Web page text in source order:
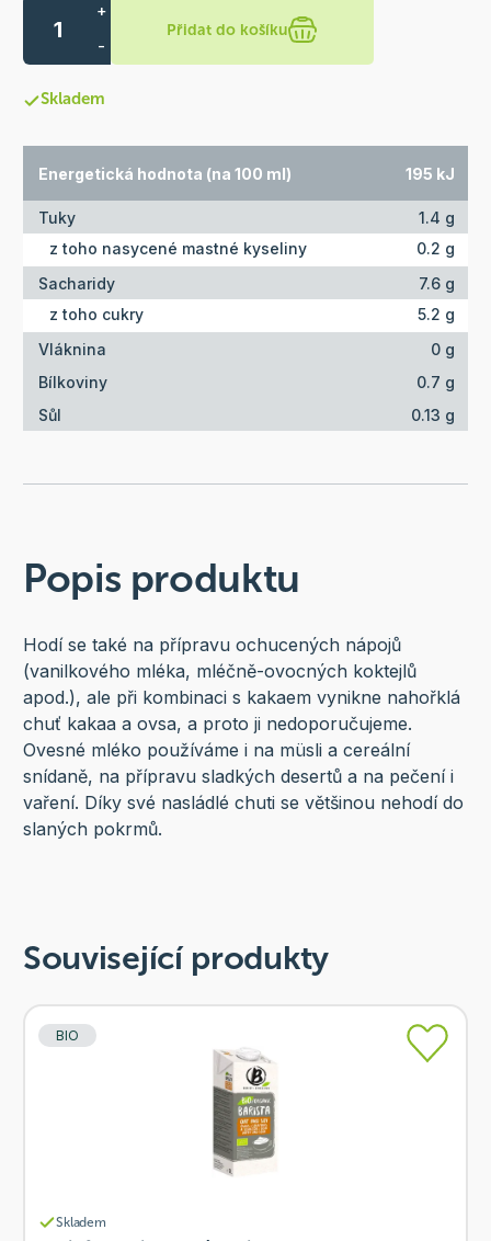
+
-
Přidat do košíku
Skladem
Energetická hodnota (na 100 ml) 195 kJ
Tuky
1.4 g
z toho nasycené mastné kyseliny
0.2 g
Sacharidy
7.6 g
z toho cukry
5.2 g
Vláknina
0 g
Bílkoviny
0.7 g
Sůl
0.13 g
Popis produktu
Hodí se také na přípravu ochucených nápojů
(vanilkového mléka, mléčně-ovocných koktejlů
apod.), ale při kombinaci s kakaem vynikne nahořklá
chuť kakaa a ovsa, a proto ji nedoporučujeme.
Ovesné mléko používáme i na müsli a cereální
snídaně, na přípravu sladkých desertů a na pečení i
vaření. Díky své nasládlé chuti se většinou nehodí do
slaných pokrmů.
Související produkty
BIO
Skladem